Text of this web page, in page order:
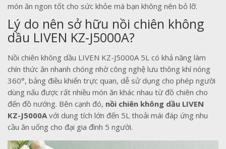
món ăn ngon tốt cho sức khỏe mà bạn không nên bỏ lỡ.
Lý do nên sở hữu nồi chiên không
dầu LIVEN KZ-J5000A?
Nồi chiên không dầu LIVEN KZ-J5000A 5L có khả năng làm
chín thức ăn nhanh chóng nhờ công nghệ lưu thông khí nóng
360°, bảng điều khiển trực quan, dễ sử dụng cho phép người
dùng nấu được rất nhiều món ăn khác nhau từ đồ chiên cho
đến đồ nướng. Bên cạnh đó, nồi chiên không dầu LIVEN
KZ-J5000A với dung tích lớn đến 5L thoải mái đáp ứng nhu
cầu ăn uống cho đại gia đình 5 người.